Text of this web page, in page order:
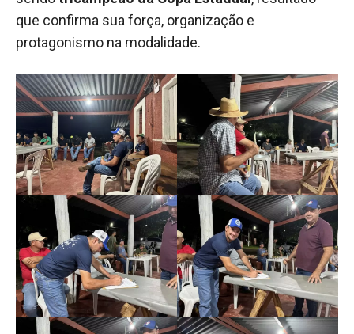
que confirma sua força, organização e
protagonismo na modalidade.